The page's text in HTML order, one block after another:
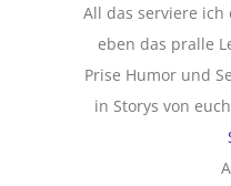
All das serviere
eben das pralle
Prise Humor und
in Storys von